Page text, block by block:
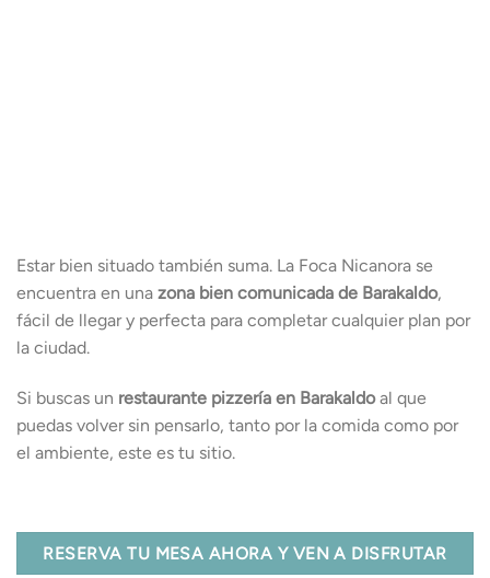
Estar bien situado también suma. La Foca Nicanora se
encuentra en una zona bien comunicada de Barakaldo,
fácil de llegar y perfecta para completar cualquier plan por
la ciudad.
Si buscas un restaurante pizzería en Barakaldoal que
puedas volver sin pensarlo, tanto por la comida como por
el ambiente, este es tu sitio.
RESERVA TU MESA AHORA Y VEN A DISFRUTAR